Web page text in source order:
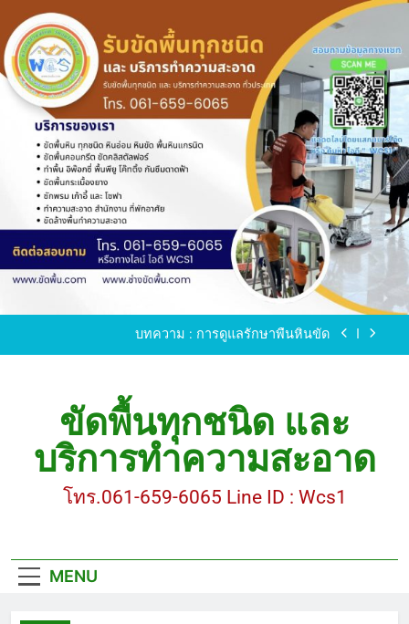
to
content
ขัดพื้นหินขัด อบต.แหลมบัวนครปฐม
ขัดพื้นหินอ่อน โทร.0616596065 ไลน์ WCS1
บทความ : การดูแลรักษาพื้นหินขัด
ขัดพื้นหินขัด อบต.แหลมบัวนครปฐม
ขัดพื้นหินอ่อน โทร.0616596065 ไลน์ WCS1
บทความ : การดูแลรักษาพื้นหินขัด
ขัดพื้นทุกชนิด และ
บริการทำความสะอาด
โทร.061-659-6065 Line ID : Wcs1
MENU